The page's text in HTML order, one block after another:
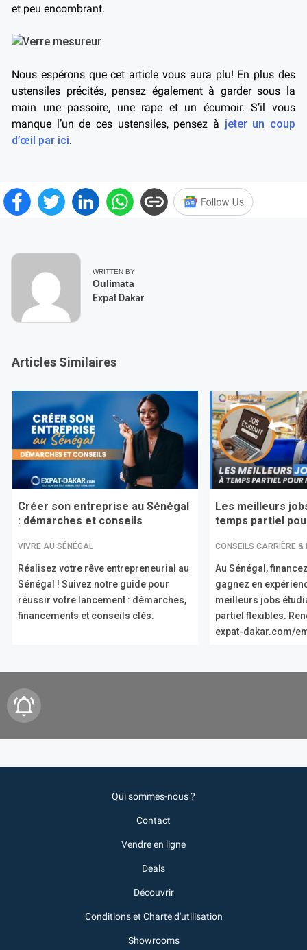
et peu encombrant.
Nous espérons que cet article vous aura plu! En plus des
ustensiles précités, pensez également à garder sous la
main une passoire, une rape et un écumoir. S’il vous
manque l’un de ces ustensiles, pensez à jeter un coup
d’œil par ici.
WRITTEN BY
Oulimata
Expat Dakar
Articles Similaires
Créer son entreprise au Sénégal
: démarches et conseils
VIVRE AU SÉNÉGAL
Réalisez votre rêve entrepreneurial au
Sénégal ! Suivez notre guide pour
réussir votre lancement : démarches,
financements et conseils clés.
Les meilleurs
temps partiel
CONSEILS CARRIÈRE &
Au Sénégal,
gagnez en
meilleurs jobs
partiel flexibles.
expat-dakar.com/
Qui sommes-nous ?
Contact
Vendre en ligne
Deals
Découvrir
Conditions et Charte d'utilisation
Showrooms